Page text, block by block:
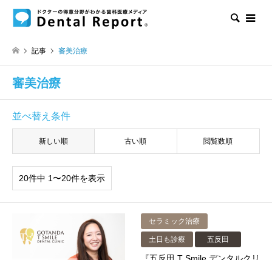
検索
記事 審美治療
審美治療
並べ替え条件
新しい順 古い順 閲覧数順
20件中 1〜20件を表示
セラミック治療
土日も診療 五反田